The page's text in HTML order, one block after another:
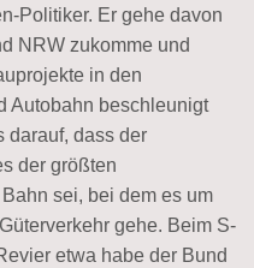
Politiker. Er gehe davon
NRW zukomme und
in den
Autobahn beschleunigt
darauf, dass der
der größten
sei, bei dem es um
gehe. Beim S-
etwa habe der Bund